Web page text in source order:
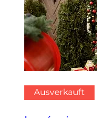
Ausverkauft